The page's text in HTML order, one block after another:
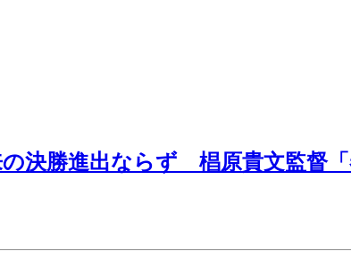
決勝進出ならず 椙原貴文監督